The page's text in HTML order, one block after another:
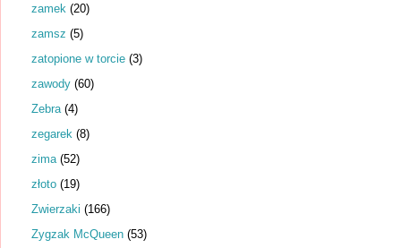
zamek (20)
zamsz (5)
zatopione w torcie (3)
zawody (60)
Zebra (4)
zegarek (8)
zima (52)
złoto (19)
Zwierzaki (166)
Zygzak McQueen (53)